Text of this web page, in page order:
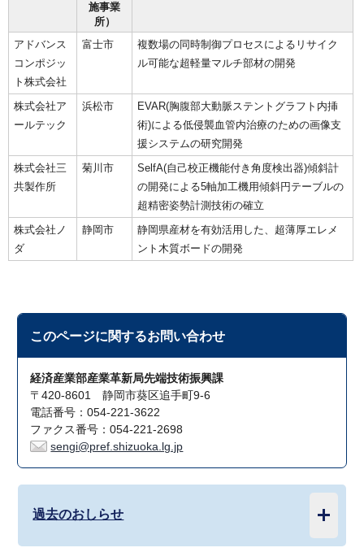
施事業
所）
アドバンス
コンポジッ
ト株式会社
富士市
複数場の同時制御プロセスによるリサイク
ル可能な超軽量マルチ部材の開発
株式会社ア
ールテック
浜松市
EVAR(胸腹部大動脈ステントグラフト内挿
術)による低侵襲血管内治療のための画像支
援システムの研究開発
株式会社三
共製作所
菊川市
SelfA(自己校正機能付き角度検出器)傾斜計
の開発による5軸加工機用傾斜円テーブルの
超精密姿勢計測技術の確立
株式会社ノ
ダ
静岡市
静岡県産材を有効活用した、超薄厚エレメ
ント木質ボードの開発
このページに関するお問い合わせ
経済産業部産業革新局先端技術振興課
〒420-8601 静岡市葵区追手町9-6
電話番号：054-221-3622
ファクス番号：054-221-2698
sengi@pref.shizuoka.lg.jp
過去のおしらせ